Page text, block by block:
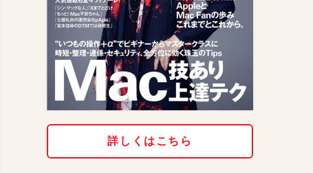
詳しくはこちら